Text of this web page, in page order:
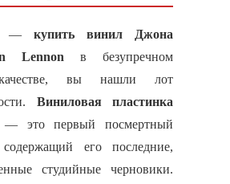
— купить винил Джона
Lennon в безупречном
качестве, вы нашли лот
Виниловая пластинка
это первый посмертный
его последние,
студийные черновики.